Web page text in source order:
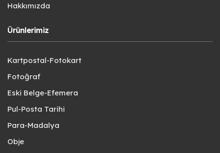
Hakkımızda
Ürünlerimiz
Kartpostal-Fotokart
Fotoğraf
Eski Belge-Efemera
Pul-Posta Tarihi
Para-Madalya
Obje